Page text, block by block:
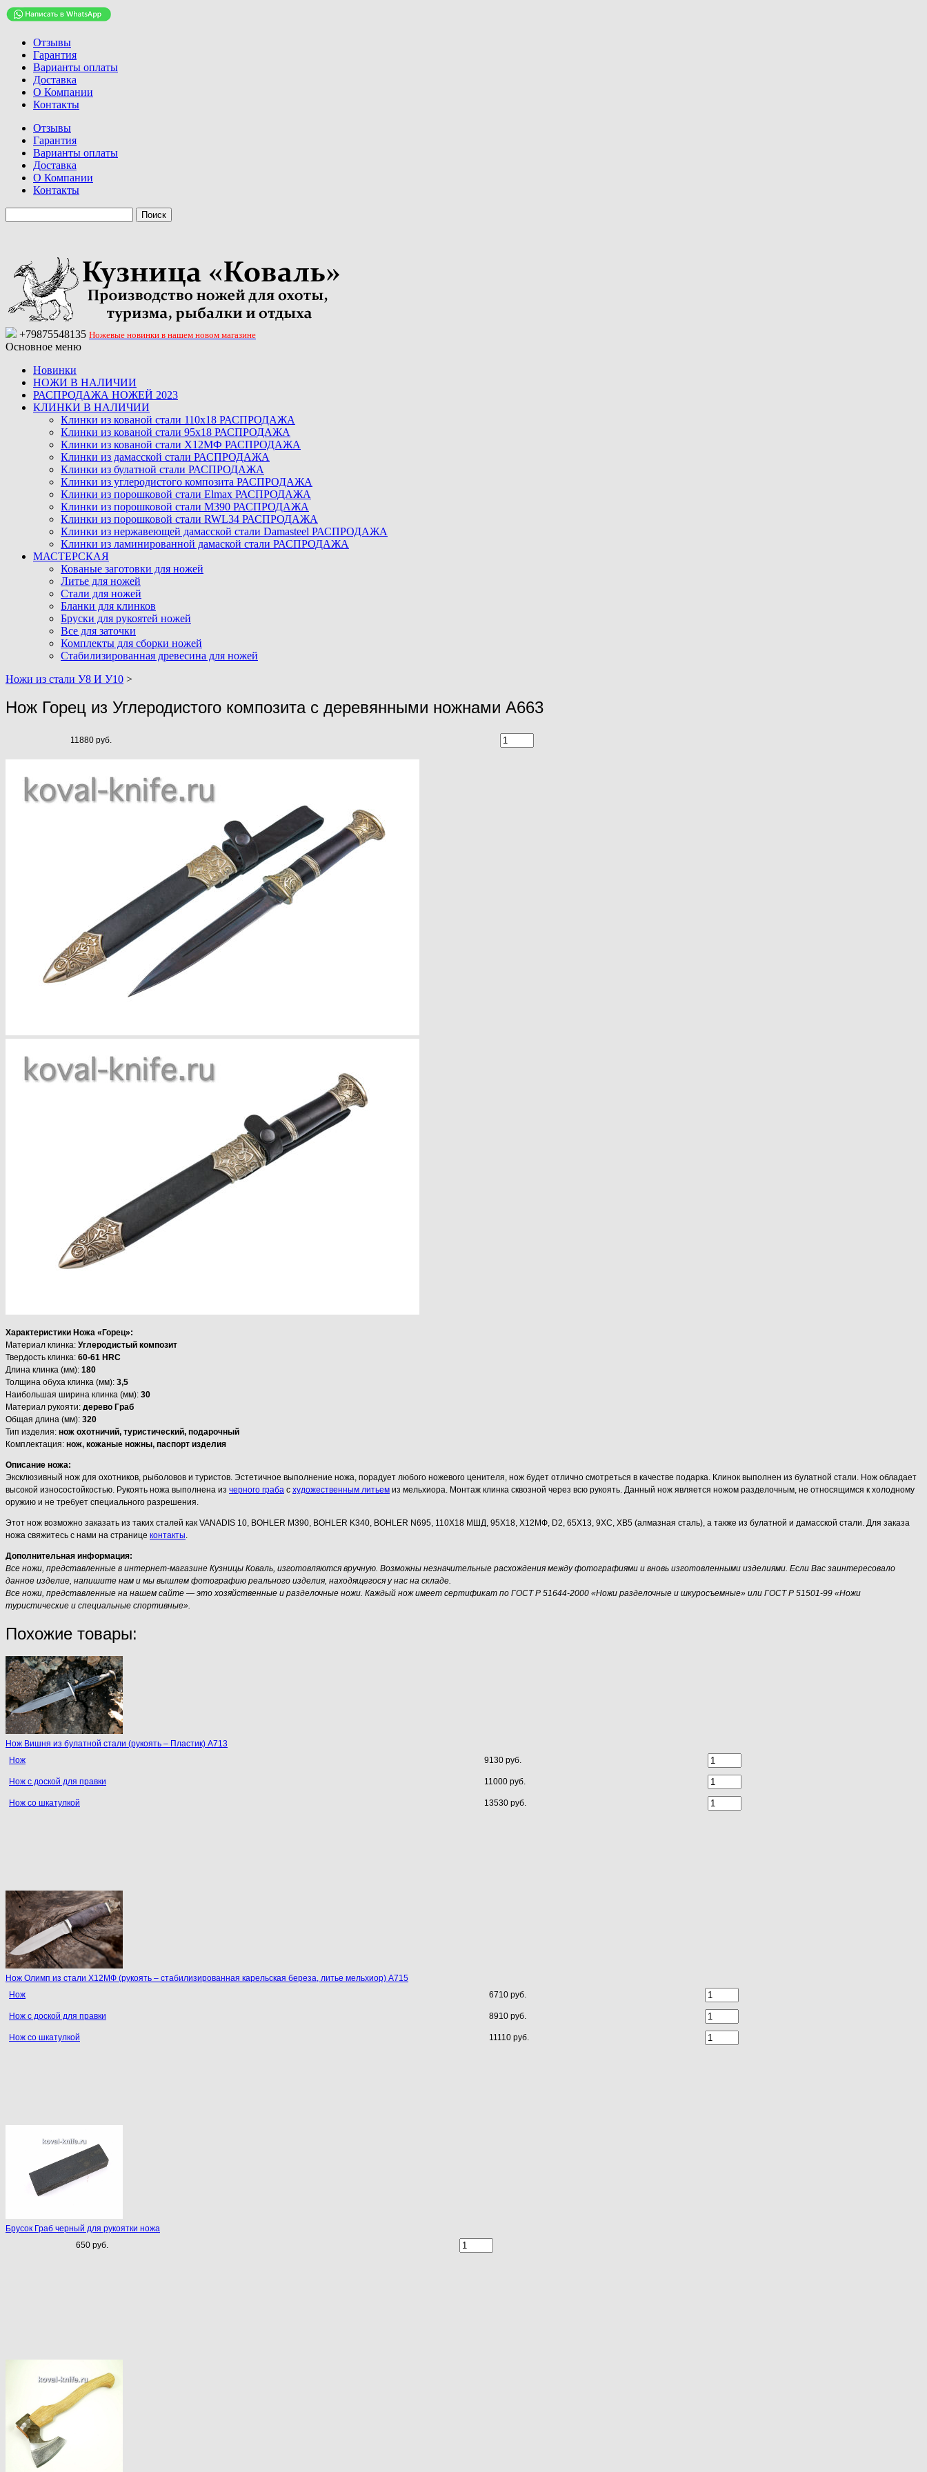
Отзывы
Гарантия
Варианты оплаты
Доставка
О Компании
Контакты
Отзывы
Гарантия
Варианты оплаты
Доставка
О Компании
Контакты
+79875548135 Ножевые новинки в нашем новом магазине
Основное меню
Новинки
НОЖИ В НАЛИЧИИ
РАСПРОДАЖА НОЖЕЙ 2023
КЛИНКИ В НАЛИЧИИ
Клинки из кованой стали 110х18 РАСПРОДАЖА
Клинки из кованой стали 95х18 РАСПРОДАЖА
Клинки из кованой стали Х12МФ РАСПРОДАЖА
Клинки из дамасской стали РАСПРОДАЖА
Клинки из булатной стали РАСПРОДАЖА
Клинки из углеродистого композита РАСПРОДАЖА
Клинки из порошковой стали Elmax РАСПРОДАЖА
Клинки из порошковой стали M390 РАСПРОДАЖА
Клинки из порошковой стали RWL34 РАСПРОДАЖА
Клинки из нержавеющей дамасской стали Damasteel РАСПРОДАЖА
Клинки из ламинированной дамаской стали РАСПРОДАЖА
МАСТЕРСКАЯ
Кованые заготовки для ножей
Литье для ножей
Стали для ножей
Бланки для клинков
Бруски для рукоятей ножей
Все для заточки
Комплекты для сборки ножей
Стабилизированная древесина для ножей
Ножи из стали У8 И У10 >
Нож Горец из Углеродистого композита с деревянными ножнами A663
11880 руб.
Характеристики Ножа «Горец»:
Материал клинка: Углеродистый композит
Твердость клинка: 60-61 HRC
Длина клинка (мм): 180
Толщина обуха клинка (мм): 3,5
Наибольшая ширина клинка (мм): 30
Материал рукояти: дерево Граб
Общая длина (мм): 320
Тип изделия: нож охотничий, туристический, подарочный
Комплектация: нож, кожаные ножны, паспорт изделия
Описание ножа:
Эксклюзивный нож для охотников, рыболовов и туристов. Эстетичное выполнение ножа, порадует любого ножевого ценителя, нож будет отлично смотреться в качестве подарка. Клинок выполнен из булатной стали. Нож обладает
высокой износостойкостью. Рукоять ножа выполнена из черного граба с художественным литьем из мельхиора. Монтаж клинка сквозной через всю рукоять. Данный нож является ножом разделочным, не относящимся к холодному
оружию и не требует специального разрешения.
Этот нож возможно заказать из таких сталей как VANADIS 10, BOHLER M390, BOHLER K340, BOHLER N695, 110Х18 МШД, 95Х18, Х12МФ, D2, 65Х13, 9ХС, ХВ5 (алмазная сталь), а также из булатной и дамасской стали. Для заказа
ножа свяжитесь с нами на странице контакты.
Дополнительная информация:
Все ножи, представленные в интернет-магазине Кузницы Коваль, изготовляются вручную. Возможны незначительные расхождения между фотографиями и вновь изготовленными изделиями. Если Вас заинтересовало
данное изделие, напишите нам и мы вышлем фотографию реального изделия, находящегося у нас на складе.
Все ножи, представленные на нашем сайте — это хозяйственные и разделочные ножи. Каждый нож имеет сертификат по ГОСТ Р 51644-2000 «Ножи разделочные и шкуросъемные» или ГОСТ Р 51501-99 «Ножи
туристические и специальные спортивные».
Похожие товары:
Нож Вишня из булатной стали (рукоять – Пластик) A713
Нож
9130 руб.
Нож с доской для правки 11000 руб.
Нож со шкатулкой 13530 руб.
Нож Олимп из стали Х12МФ (рукоять – стабилизированная карельская береза, литье мельхиор) A715
Нож
6710 руб.
Нож с доской для правки 8910 руб.
Нож со шкатулкой 11110 руб.
Брусок Граб черный для рукоятки ножа
650 руб.